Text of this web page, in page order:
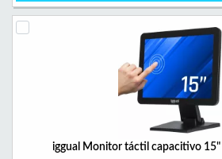
iggual Monitor táctil capacitivo